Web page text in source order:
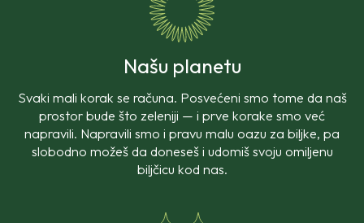
Našu planetu
Svaki mali korak se računa. Posvećeni smo tome da naš
prostor bude što zeleniji — i prve korake smo već
napravili. Napravili smo i pravu malu oazu za biljke, pa
slobodno možeš da doneseš i udomiš svoju omiljenu
biljčicu kod nas.